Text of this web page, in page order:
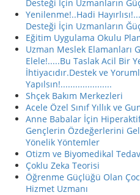
Desteği İçin Uzmanların
Yenilenme!..Hadi
Desteği İçin Uzmanların
Eğitim Uygulama Okulu
Uzman Meslek Elamanları
Elele!.....Bu Taslak Acil Bir
İhtiyacıdır.Destek ve
Yapılsın!.....................
Shçek Bakım Merkezleri
Acele Özel Sınıf Yıllık ve
Anne Babalar İçin
Gençlerin Özdeğerlerini
Yönelik Yöntemler
Otizm ve Biyomedikal
Çoklu Zeka Teorisi
Öğrenme Güçlüğü Olan
Hizmet Uzmanı